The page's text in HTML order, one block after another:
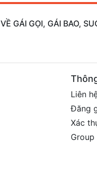
GÁI GỌI, GÁI BAO,
Liên
Đăng
Xác
Group